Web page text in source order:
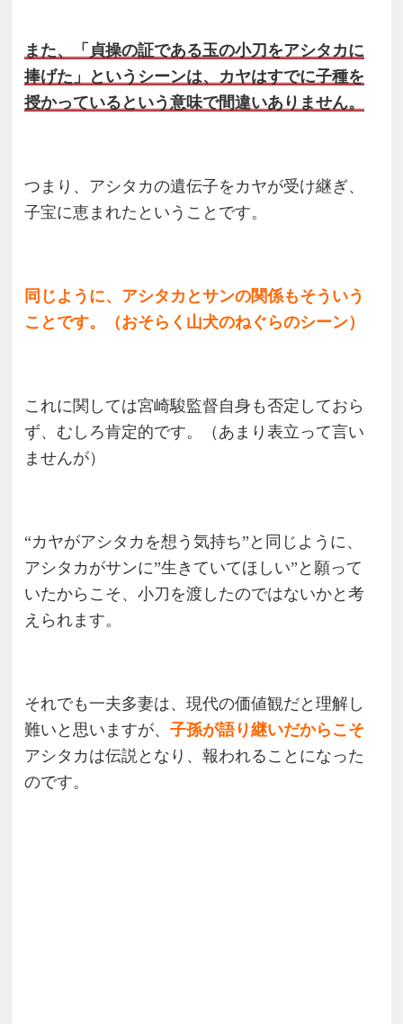
また、「貞操の証である玉の小刀をアシタカに
捧げた」というシーンは、カヤはすでに子種を
授かっているという意味で間違いありません。
つまり、アシタカの遺伝子をカヤが受け継ぎ、
子宝に恵まれたということです。
同じように、アシタカとサンの関係もそういう
ことです。（おそらく山犬のねぐらのシーン）
これに関しては宮崎駿監督自身も否定しておら
ず、むしろ肯定的です。（あまり表立って言い
ませんが）
“カヤがアシタカを想う気持ち”と同じように、
アシタカがサンに”生きていてほしい”と願って
いたからこそ、小刀を渡したのではないかと考
えられます。
それでも一夫多妻は、現代の価値観だと理解し
難いと思いますが、子孫が語り継いだからこそ
アシタカは伝説となり、報われることになった
のです。